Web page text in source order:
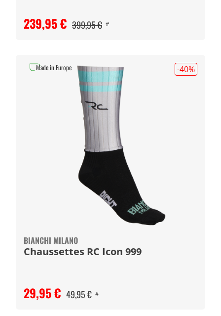
239,95 € 399,95 € #
-40%
BIANCHI MILANO
Chaussettes RC Icon 999
29,95 € 49,95 € #
Made in Europe